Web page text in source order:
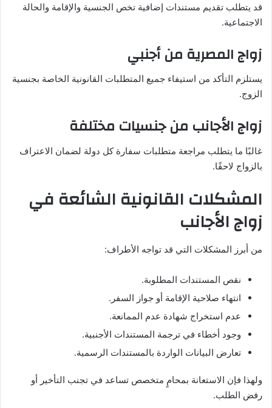
قد يتطلب تقديم مستندات إضافية تخص الجنسية والإقامة والحالة
الاجتماعية.
زواج المصرية من أجنبي
يستلزم التأكد من استيفاء جميع المتطلبات القانونية الخاصة بجنسية
الزوج.
زواج الأجانب من جنسيات مختلفة
غالبًا ما يتطلب مراجعة متطلبات سفارة كل دولة لضمان الاعتراف
بالزواج لاحقًا.
المشكلات القانونية الشائعة في
زواج الأجانب
من أبرز المشكلات التي قد تواجه الأطراف:
نقص المستندات المطلوبة.
انتهاء صلاحية الإقامة أو جواز السفر.
عدم استخراج شهادة عدم الممانعة.
وجود أخطاء في ترجمة المستندات الأجنبية.
تعارض البيانات الواردة بالمستندات الرسمية.
ولهذا فإن الاستعانة بمحامٍ متخصص تساعد في تجنب التأخير أو
رفض الطلب.